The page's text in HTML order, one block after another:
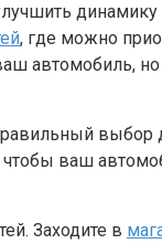
динамику
, где можно
автомобиль,
выбор
чтобы ваш
Заходите в